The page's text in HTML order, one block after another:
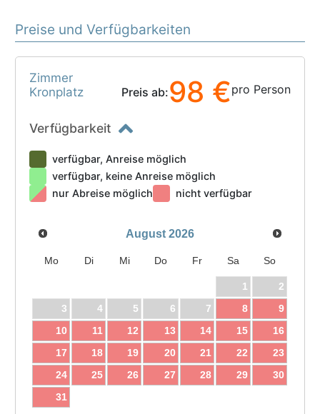
Preise und Verfügbarkeiten
Zimmer
Kronplatz
Preis ab:98 €pro Person
Verfügbarkeit
verfügbar, Anreise möglich
verfügbar, keine Anreise möglich
nur Abreise möglich
nicht verfügbar
August 2026
Mo Di Mi Do Fr Sa So
1
2
3
4 5 6 7 8
9
10
11 12 13 14 15
16
17
18 19 20 21 22
23
24
25 26 27 28 29
30
31